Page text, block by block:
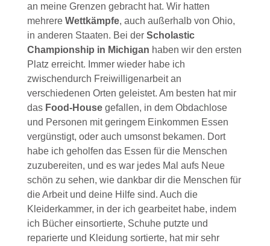
an meine Grenzen gebracht hat. Wir hatten
mehrere Wettkämpfe, auch außerhalb von Ohio,
in anderen Staaten. Bei der Scholastic
Championship in Michigan haben wir den ersten
Platz erreicht. Immer wieder habe ich
zwischendurch Freiwilligenarbeit an
verschiedenen Orten geleistet. Am besten hat mir
das Food-Housegefallen, in dem Obdachlose
und Personen mit geringem Einkommen Essen
vergünstigt, oder auch umsonst bekamen. Dort
habe ich geholfen das Essen für die Menschen
zuzubereiten, und es war jedes Mal aufs Neue
schön zu sehen, wie dankbar dir die Menschen für
die Arbeit und deine Hilfe sind. Auch die
Kleiderkammer, in der ich gearbeitet habe, indem
ich Bücher einsortierte, Schuhe putzte und
reparierte und Kleidung sortierte, hat mir sehr